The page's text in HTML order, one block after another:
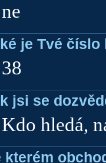
ne
je Tvé číslo
38
jsi se
Kdo hledá,
kterém